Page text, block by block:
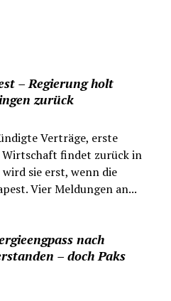
– Regierung holt
zurück
Verträge, erste
Wirtschaft findet zurück in
sie erst, wenn die
Vier Meldungen an...
nach
– doch Paks